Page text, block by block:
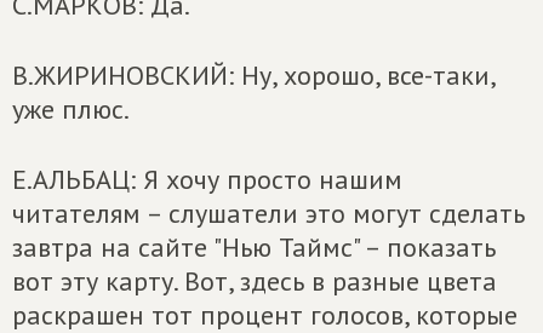
В.ЖИРИНОВСКИЙ: Ну, хорошо, все-таки,
уже плюс.
Е.АЛЬБАЦ: Я хочу просто нашим
читателям – слушатели это могут сделать
завтра на сайте "Нью Таймс" – показать
вот эту карту. Вот, здесь в разные цвета
раскрашен тот процент голосов, которые